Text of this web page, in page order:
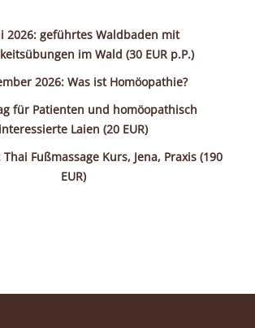
MICH
& WORKSHOPS
2026: geführtes Waldbaden mit
im Wald (30 EUR p.P.)
2026: Was ist Homöopathie?
für Patienten und homöopathisch
interessierte Laien (20 EUR)
Fußmassage Kurs, Jena, Praxis (190
EUR)